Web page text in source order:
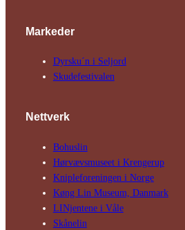
Markeder
Dyrsku´n i Seljord
Skude­fes­tivalen
Nettverk
Bohuslin
Hørvævs­museet i Krengerup
Kniple­foreningen i Norge
Køng Lin Museum, Danmark
LINjentene i Våle
Skånelin